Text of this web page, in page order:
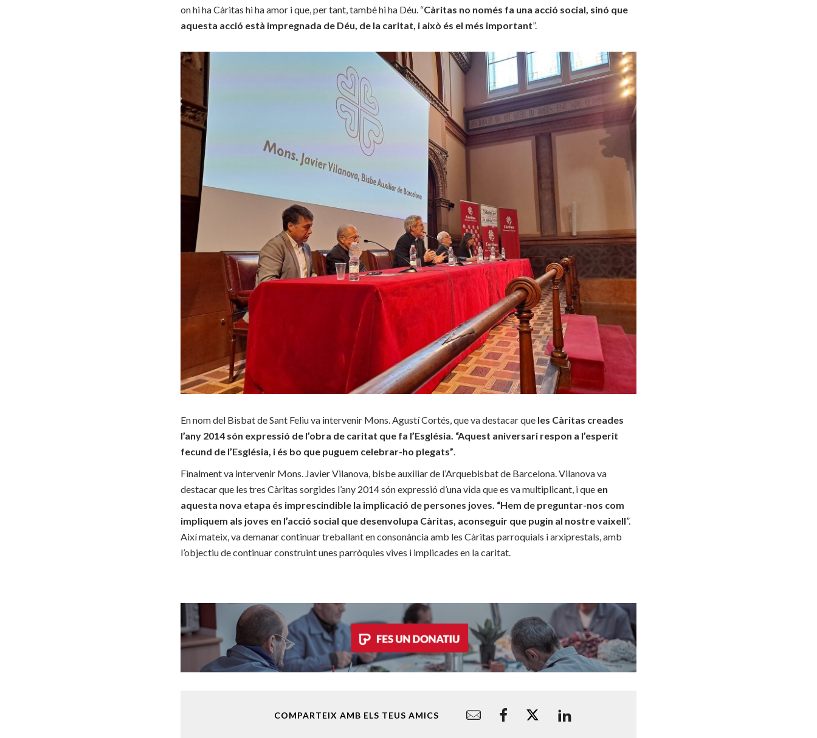
on hi ha Càritas hi ha amor i que, per tant, també hi ha Déu. “Càritas no només fa una acció social, sinó que
aquesta acció està impregnada de Déu, de la caritat, i això és el més important”.
En nom del Bisbat de Sant Feliu va intervenir Mons. Agustí Cortés, que va destacar que les Càritas creades
l’any 2014 són expressió de l’obra de caritat que fa l’Església. “Aquest aniversari respon a l’esperit
fecund de l’Església, i és bo que puguem celebrar-ho plegats”
Finalment va intervenir Mons. Javier Vilanova, bisbe auxiliar de l’Arquebisbat de Barcelona. Vilanova va
destacar que les tres Càritas sorgides l’any 2014 són expressió d’una vida que es va multiplicant, i que en
aquesta nova etapa és imprescindible la implicació de persones joves. “Hem de preguntar-nos com
impliquem als joves en l’acció social que desenvolupa Càritas, aconseguir que pugin al nostre vaixell”.
Així mateix, va demanar continuar treballant en consonància amb les Càritas parroquials i arxiprestals, amb
l’objectiu de continuar construint unes parròquies vives i implicades en la caritat.
COMPARTEIX AMB ELS TEUS AMICS